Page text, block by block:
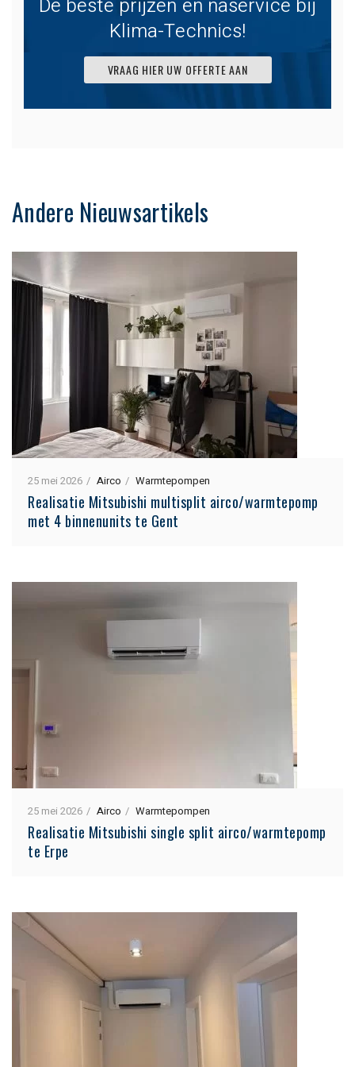
De beste prijzen en naservice bij
Klima-Technics!
VRAAG HIER UW OFFERTE AAN
Andere Nieuwsartikels
25 mei 2026 Airco Warmtepompen
Realisatie Mitsubishi multisplit airco/warmtepomp
met 4 binnenunits te Gent
25 mei 2026 Airco Warmtepompen
Realisatie Mitsubishi single split airco/warmtepomp
te Erpe